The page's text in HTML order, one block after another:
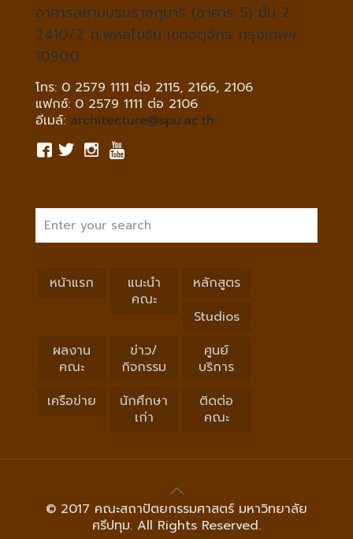
อาคารสยามบรมราชกุมารี (อาคาร 5) ชั้น 2
2410/2 ถ.พหลโยธิน เขตจตุจักร กรุงเทพฯ
10900
โทร: 0 2579 1111 ต่อ 2115, 2166, 2106
แฟกซ์: 0 2579 1111 ต่อ 2106
อีเมล์: architecture@spu.ac.th
หน้าแรก
แนะนำ
คณะ
หลักสูตร
Studios
ผลงาน
คณะ
ข่าว/
กิจกรรม
ศูนย์
บริการ
เครือข่าย
นักศึกษา
เก่า
ติดต่อ
คณะ
© 2017 คณะสถาปัตยกรรมศาสตร์ มหาวิทยาลัย
ศรีปทุม. All Rights Reserved.